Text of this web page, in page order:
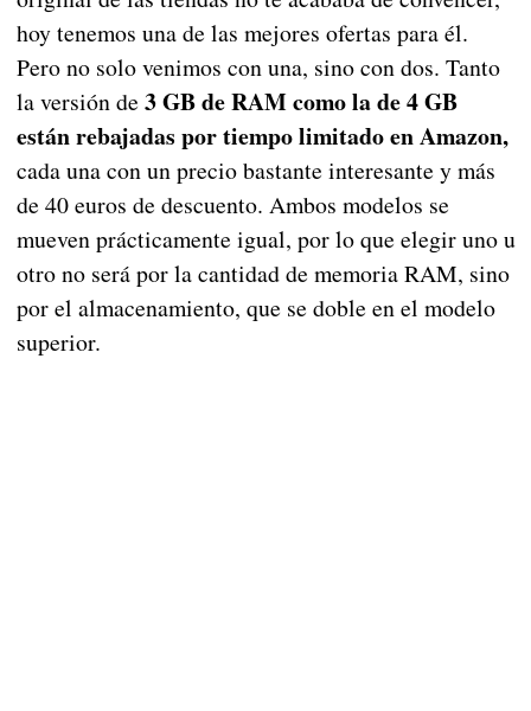
hoy tenemos una de las mejores ofertas para él.
Pero no solo venimos con una, sino con dos. Tanto
la versión de 3 GB de RAM como la de 4 GB
están rebajadas por tiempo limitado en Amazon,
cada una con un precio bastante interesante y más
de 40 euros de descuento. Ambos modelos se
mueven prácticamente igual, por lo que elegir uno u
otro no será por la cantidad de memoria RAM, sino
por el almacenamiento, que se doble en el modelo
superior.